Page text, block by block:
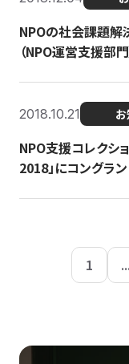
NPOの社会課題解
（NPO運営支援部
2018.10.21
NPO支援コレクシ
2018」にコングラ
1 ...